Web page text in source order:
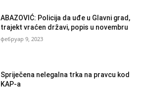
ABAZOVIĆ: Policija da uđe u Glavni grad,
trajekt vraćen državi, popis u novembru
фебруар 9, 2023
Spriječena nelegalna trka na pravcu kod
KAP-a